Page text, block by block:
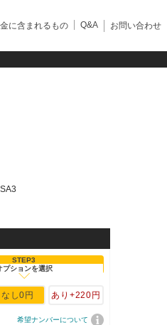
に含まれるもの Q&A お問い合わせ
STEP3
プションを選択
なし0円 あり +220円
希望ナンバーについて